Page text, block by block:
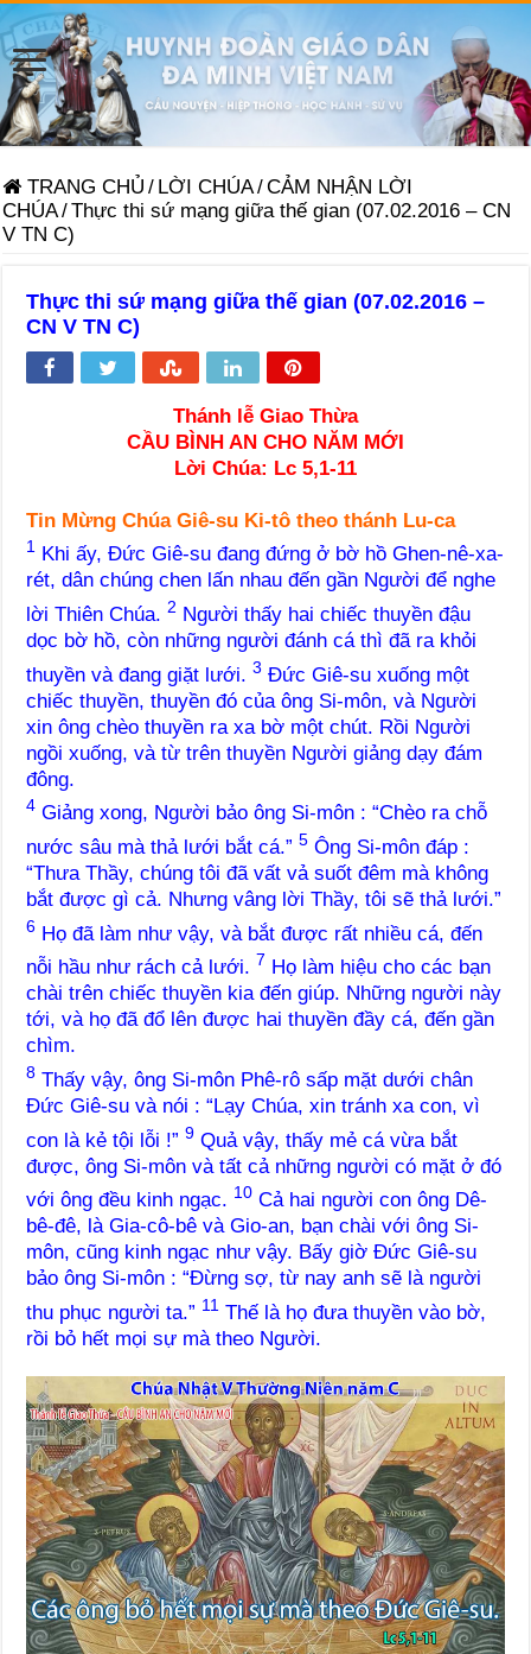
TRANG CHỦ / LỜI CHÚA/CẢM NHẬN LỜI
CHÚA/Thực thi sứ mạng giữa thế gian (07.02.2016 – CN
V TN C)
Thực thi sứ mạng giữa thế gian (07.02.2016 –
CN V TN C)
Thánh lễ Giao Thừa
CẦU BÌNH AN CHO NĂM MỚI
Lời Chúa: Lc 5,1-11
Tin Mừng Chúa Giê-su Ki-tô theo thánh Lu-ca
1 Khi ấy, Đức Giê-su đang đứng ở bờ hồ Ghen-nê-xa-
rét, dân chúng chen lấn nhau đến gần Người để nghe
lời Thiên Chúa.2 Người thấy hai chiếc thuyền đậu
dọc bờ hồ, còn những người đánh cá thì đã ra khỏi
thuyền và đang giặt lưới.3 Đức Giê-su xuống một
chiếc thuyền, thuyền đó của ông Si-môn, và Người
xin ông chèo thuyền ra xa bờ một chút. Rồi Người
ngồi xuống, và từ trên thuyền Người giảng dạy đám
đông.
4 Giảng xong, Người bảo ông Si-môn : “Chèo ra chỗ
nước sâu mà thả lưới bắt cá.”5 Ông Si-môn đáp :
“Thưa Thầy, chúng tôi đã vất vả suốt đêm mà không
bắt được gì cả. Nhưng vâng lời Thầy, tôi sẽ thả lưới.”
6 Họ đã làm như vậy, và bắt được rất nhiều cá, đến
nỗi hầu như rách cả lưới. 7 Họ làm hiệu cho các bạn
chài trên chiếc thuyền kia đến giúp. Những người này
tới, và họ đã đổ lên được hai thuyền đầy cá, đến gần
chìm.
8 Thấy vậy, ông Si-môn Phê-rô sấp mặt dưới chân
Đức Giê-su và nói : “Lạy Chúa, xin tránh xa con, vì
con là kẻ tội lỗi !” 9 Quả vậy, thấy mẻ cá vừa bắt
được, ông Si-môn và tất cả những người có mặt ở đó
với ông đều kinh ngạc. 10 Cả hai người con ông Dê-
bê-đê, là Gia-cô-bê và Gio-an, bạn chài với ông Si-
môn, cũng kinh ngạc như vậy. Bấy giờ Đức Giê-su
bảo ông Si-môn : “Đừng sợ, từ nay anh sẽ là người
thu phục người ta.” 11 Thế là họ đưa thuyền vào bờ,
rồi bỏ hết mọi sự mà theo Người.